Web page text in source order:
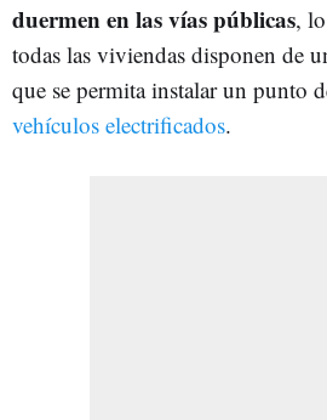
duermen en las vías públicas,
todas las viviendas disponen de
que se permita instalar un punto
vehículos electrificados.